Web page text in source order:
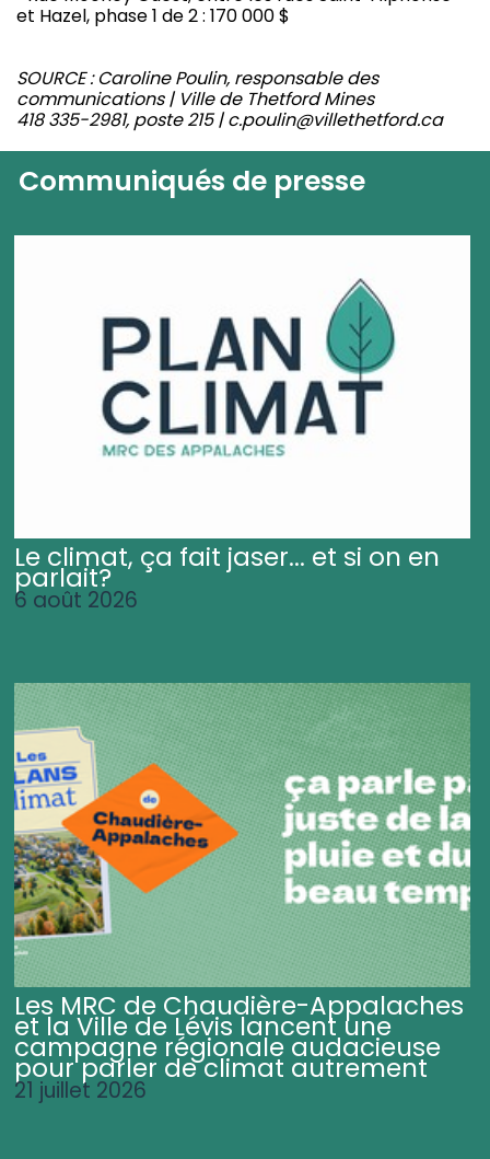
et Hazel, phase 1 de 2 : 170 000 $
SOURCE : Caroline Poulin, responsable des
communications | Ville de Thetford Mines
418 335-2981, poste 215 | c.poulin@villethetford.ca
Communiqués de presse
Le climat, ça fait jaser... et si on en
parlait?
6 août 2026
Les MRC de Chaudière-Appalaches
et la Ville de Lévis lancent une
campagne régionale audacieuse
pour parler de climat autrement
21 juillet 2026